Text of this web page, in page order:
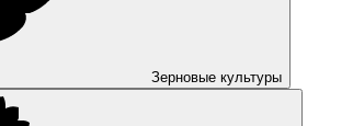
Зерновые культуры